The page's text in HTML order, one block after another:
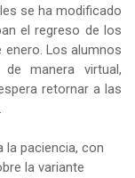
se ha modificado
el regreso de los
enero. Los alumnos
manera virtual,
retornar a las
la paciencia, con
la variante